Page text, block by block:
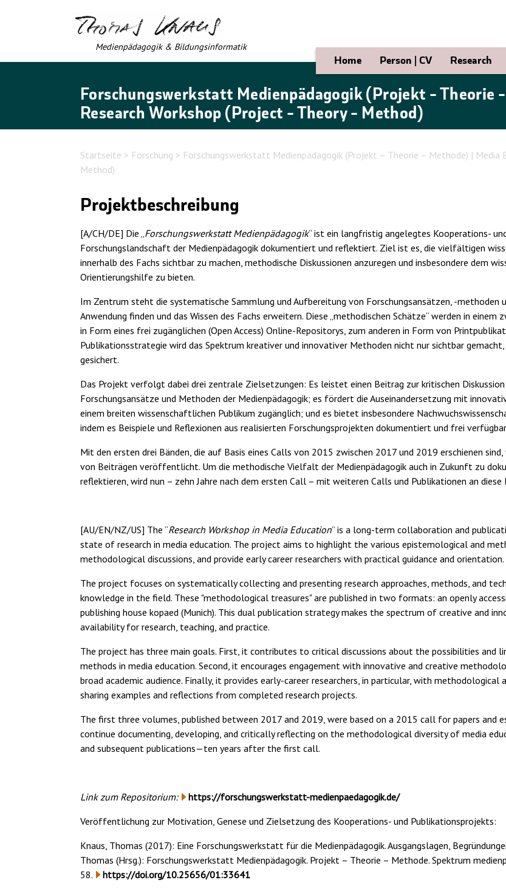
Medienpädagogik & Bildungsinformatik
Home
Person | CV Research
Forschungswerkstatt Medienpädagogik (Projekt – Theorie
Research Workshop (Project – Theory – Method)
Startseite > Forschung > Forschungswerkstatt Medienpädagogik (Projekt – Theorie – Methode) | Media
Method)
Projektbeschreibung
[A/CH/DE] Die „Forschungswerkstatt Medienpädagogik“ ist ein langfristig angelegtes Kooperations-
Forschungslandschaft der Medienpädagogik dokumentiert und reflektiert. Ziel ist es, die vielfältigen
innerhalb des Fachs sichtbar zu machen, methodische Diskussionen anzuregen und insbesondere dem
Orientierungshilfe zu bieten.
Im Zentrum steht die systematische Sammlung und Aufbereitung von Forschungsansätzen, -methoden
Anwendung finden und das Wissen des Fachs erweitern. Diese „methodischen Schätze“ werden in
in Form eines frei zugänglichen (Open Access) Online-Repositorys, zum anderen in Form von
Publikationsstrategie wird das Spektrum kreativer und innovativer Methoden nicht nur sichtbar
gesichert.
Das Projekt verfolgt dabei drei zentrale Zielsetzungen: Es leistet einen Beitrag zur kritischen
Forschungsansätze und Methoden der Medienpädagogik; es fördert die Auseinandersetzung mit
einem breiten wissenschaftlichen Publikum zugänglich; und es bietet insbesondere
indem es Beispiele und Reflexionen aus realisierten Forschungsprojekten dokumentiert und frei
Mit den ersten drei Bänden, die auf Basis eines Calls von 2015 zwischen 2017 und 2019 erschienen
von Beiträgen veröffentlicht. Um die methodische Vielfalt der Medienpädagogik auch in Zukunft zu
reflektieren, wird nun – zehn Jahre nach dem ersten Call – mit weiteren Calls und Publikationen an diese
[AU/EN/NZ/US] The “Research Workshop in Media Education” is a long-term collaboration and
state of research in media education. The project aims to highlight the various epistemological and
methodological discussions, and provide early career researchers with practical guidance and orientation.
The project focuses on systematically collecting and presenting research approaches, methods, and
knowledge in the field. These "methodological treasures" are published in two formats: an openly
publishing house kopaed (Munich). This dual publication strategy makes the spectrum of creative and
availability for research, teaching, and practice.
The project has three main goals. First, it contributes to critical discussions about the possibilities and
methods in media education. Second, it encourages engagement with innovative and creative
broad academic audience. Finally, it provides early-career researchers, in particular, with
sharing examples and reflections from completed research projects.
The first three volumes, published between 2017 and 2019, were based on a 2015 call for papers
continue documenting, developing, and critically reflecting on the methodological diversity of media
and subsequent publications—ten years after the first call.
Link zum Repositorium:
https://forschungswerkstatt-medienpaedagogik.de/
Veröffentlichung zur Motivation, Genese und Zielsetzung des Kooperations- und Publikationsprojekts:
Knaus, Thomas (2017): Eine Forschungswerkstatt für die Medienpädagogik. Ausgangslagen,
Thomas (Hrsg.): Forschungswerkstatt Medienpädagogik. Projekt – Theorie – Methode. Spektrum
58.
https://doi.org/10.25656/01:33641